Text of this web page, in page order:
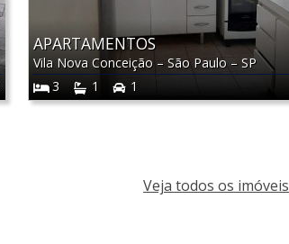
APARTAMENTOS
Vila Nova Conceição – São Paulo – SP
3
1 1
Veja todos os